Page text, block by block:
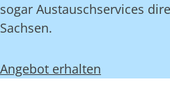
sogar Austauschservices
Sachsen.
Angebot erhalten